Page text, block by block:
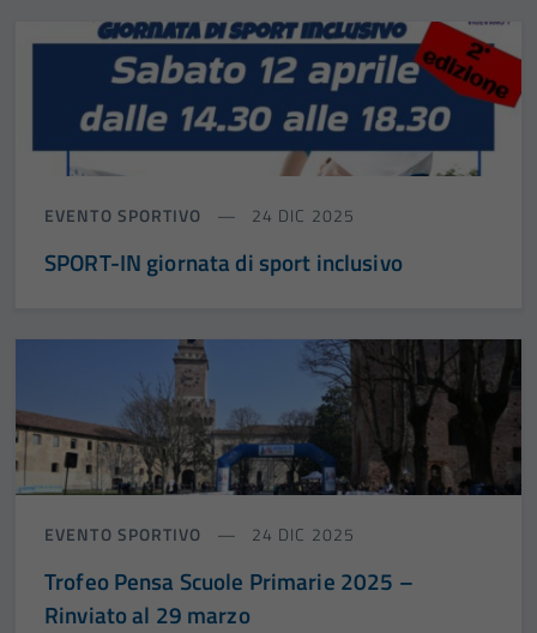
EVENTO SPORTIVO 24 DIC 2025
SPORT-IN giornata di sport inclusivo
EVENTO SPORTIVO 24 DIC 2025
Trofeo Pensa Scuole Primarie 2025 –
Rinviato al 29 marzo